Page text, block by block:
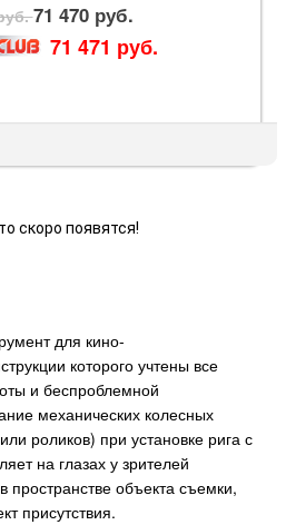
71 470 руб.
71 471 руб.
скоро появятся!
для кино-
которого учтены все
и беспроблемной
механических колесных
роликов) при установке рига с
на глазах у зрителей
объекта съемки,
присутствия.